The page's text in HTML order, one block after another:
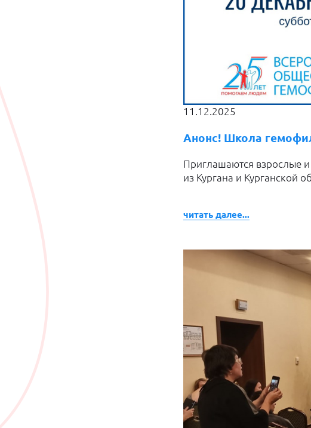
11.12.2025
Анонс! Школа
Приглашаются взрослые
из Кургана и Курганской
читать далее...